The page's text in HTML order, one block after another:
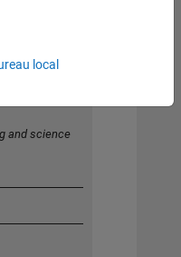
local
and science